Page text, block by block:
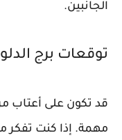
الجانبين.
توقعات برج
قد تكون على أعتاب
مهمة. إذا كنت تفكر